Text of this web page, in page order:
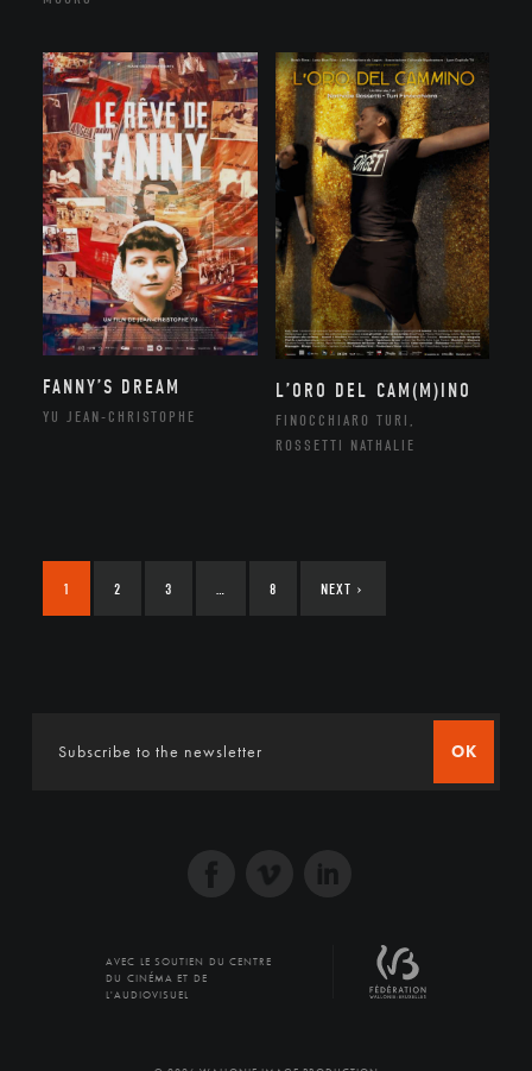
FANNY’S DREAM
YU JEAN-CHRISTOPHE
L’ORO DEL CAM(M)INO
FINOCCHIARO TURI,
ROSSETTI NATHALIE
1 2 3 8 NEXT ›
OK
AVEC LE SOUTIEN DU CENTRE
DU CINÉMA ET DE
L'AUDIOVISUEL